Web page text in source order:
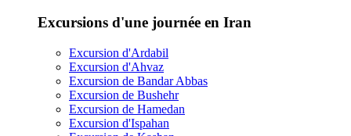
Excursions d'une journée en Iran
Excursion d'Ardabil
Excursion d'Ahvaz
Excursion de Bandar Abbas
Excursion de Bushehr
Excursion de Hamedan
Excursion d'Ispahan